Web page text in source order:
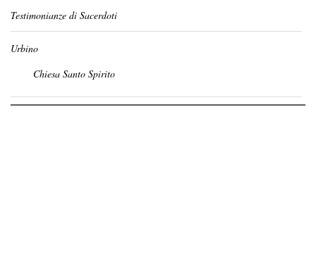
Testimonianze di Sacerdoti
Urbino
Chiesa Santo Spirito